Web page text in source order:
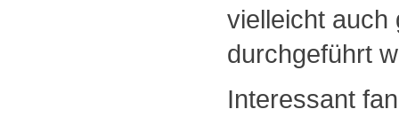
vielleicht auch
durchgeführt
Interessant